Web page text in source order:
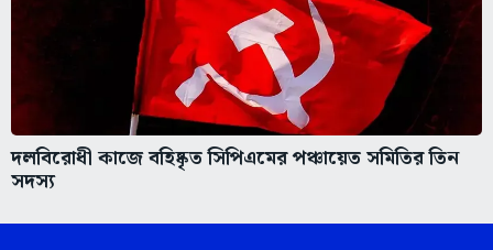
দলবিরোধী কাজে বহিষ্কৃত সিপিএমের পঞ্চায়েত সমিতির তিন
সদস্য